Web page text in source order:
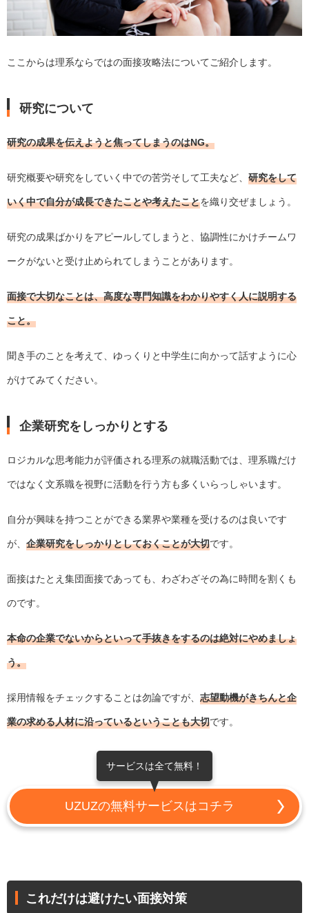
ここからは理系ならではの面接攻略法についてご紹介します。
研究について
研究の成果を伝えようと焦ってしまうのはNG。
研究概要や研究をしていく中での苦労そして工夫など、 研究をして
いく中で自分が成長できたことや考えたことを織り交ぜましょう。
研究の成果ばかりをアピールしてしまうと、協調性にかけチームワ
ークがないと受け止められてしまうことがあります。
面接で大切なことは、高度な専門知識をわかりやすく人に説明する
こと。
聞き手のことを考えて、ゆっくりと中学生に向かって話すように心
がけてみてください。
企業研究をしっかりとする
ロジカルな思考能力が評価される理系の就職活動では、理系職だけ
ではなく文系職を視野に活動を行う方も多くいらっしゃいます。
自分が興味を持つことができる業界や業種を受けるのは良いです
が、 企業研究をしっかりとしておくことが大切です。
面接はたとえ集団面接であっても、わざわざその為に時間を割くも
のです。
本命の企業でないからといって手抜きをするのは絶対にやめましょ
う。
採用情報をチェックすることは勿論ですが、 志望動機がきちんと企
業の求める人材に沿っているということも大切です。
サービスは全て無料！
UZUZの無料サービスはコチラ
これだけは避けたい面接対策